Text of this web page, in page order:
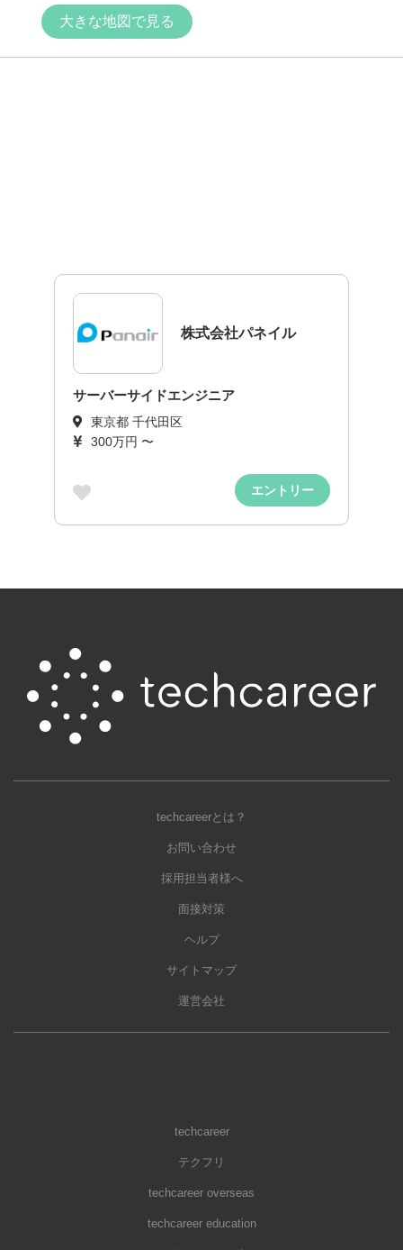
大きな地図で見る
株式会社パネイル
サーバーサイドエンジニア
東京都 千代田区
300万円 〜
エントリー
techcareerとは？
お問い合わせ
採用担当者様へ
面接対策
ヘルプ
サイトマップ
運営会社
techcareer
テクフリ
techcareer overseas
techcareer education